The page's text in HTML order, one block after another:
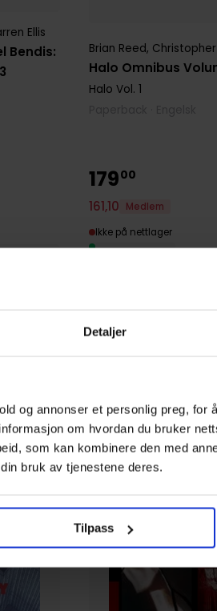
Detaljer
og annonser et personlig preg, for
om hvordan du bruker
som kan kombinere den med
bruk av tjenestene deres.
Tilpass
Bendis:
Ellis
Halo Omnibus
Brian Reed,
Halo Vol. 1
17900
161,10 Medlem
Ikke på nettlager